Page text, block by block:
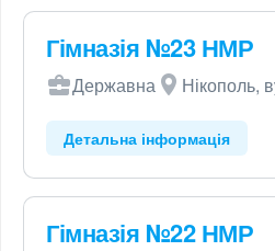
Гімназія №23 НМР
Державна Нікополь,
Детальна інформація
Гімназія №22 НМР